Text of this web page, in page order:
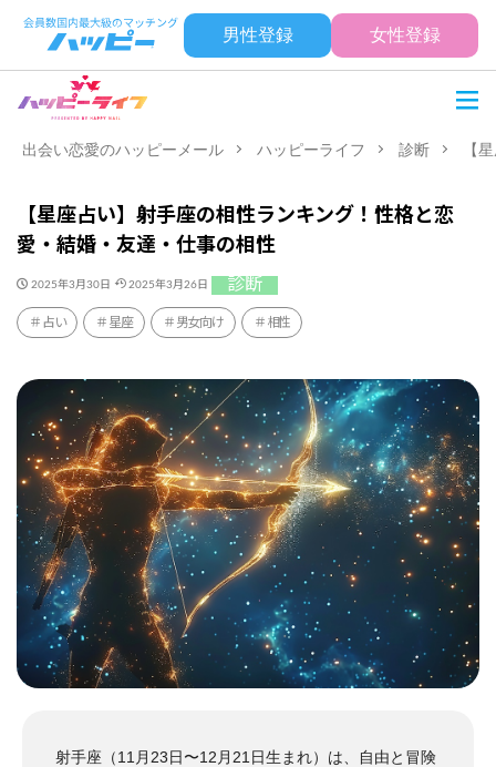
男性登録 女性登録
出会い恋愛のハッピーメール ハッピーライフ 診断 【
【星座占い】射手座の相性ランキング！性格と恋
愛・結婚・友達・仕事の相性
2025年3月30日 2025年3月26日 診断
占い 星座 男女向け 相性
射手座（11月23日〜12月21日生まれ）は、自由と冒険